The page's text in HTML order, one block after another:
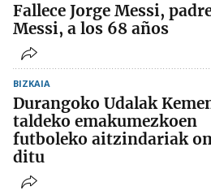
Fallece Jorge Messi,
Messi, a los 68 años
BIZKAIA
Durangoko Udalak
taldeko emakumezkoen
futboleko aitzindariak
ditu